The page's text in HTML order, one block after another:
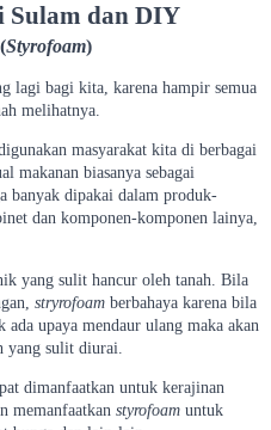
Sulam dan DIY
Styrofoam)
lagi bagi kita, karena hampir semua
melihatnya.
masyarakat kita di berbagai
makanan biasanya sebagai
banyak dipakai dalam produk-
dan komponen-komponen lainya,
yang sulit hancur oleh tanah. Bila
stryrofoam berbahaya karena bila
ada upaya mendaur ulang maka akan
yang sulit diurai.
dimanfaatkan untuk kerajinan
memanfaatkan styrofoam untuk